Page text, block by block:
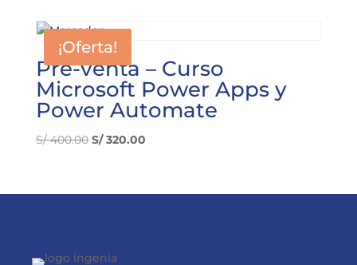
era:
S/ 400.00.
¡Oferta!
Pre-venta – Curso
Microsoft Power Apps y
Power Automate
S/400.00 El
era:
S/320.00El
es: